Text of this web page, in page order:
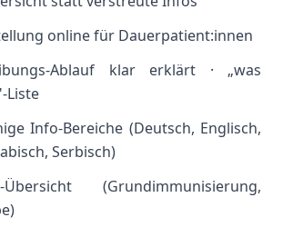
online für Dauerpatient:innen
Ablauf klar erklärt · „was
Liste
Info-Bereiche (Deutsch, Englisch,
Serbisch)
Übersicht (Grundimmunisierung,